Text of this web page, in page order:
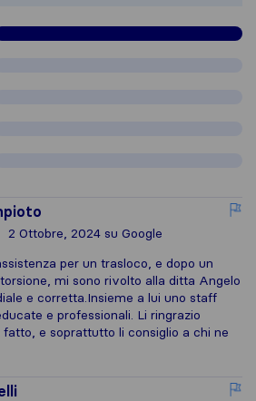
2 Ottobre, 2024 su Google
per un trasloco, e dopo un
mi sono rivolto alla ditta Angelo
e corretta.Insieme a lui uno staff
e professionali. Li ringrazio
e soprattutto li consiglio a chi ne